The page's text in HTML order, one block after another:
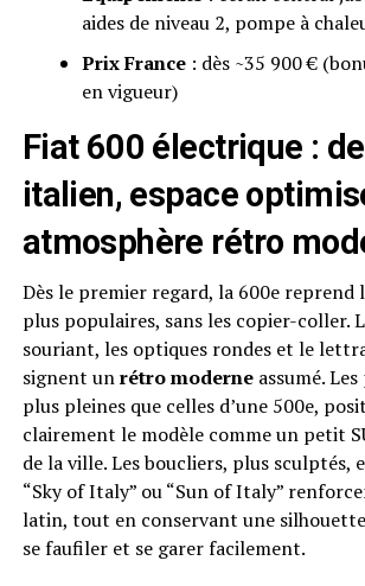
aides de niveau 2, pompe à
Prix France: dès ~35 900 €
en vigueur)
Fiat 600 électrique :
italien, espace
atmosphère rétro
Dès le premier regard, la 600e reprend
plus populaires, sans les copier-coller.
souriant, les optiques rondes et le
signent unrétro moderneassumé.
plus pleines que celles d’une 500e,
clairement le modèle comme un petit
de la ville. Les boucliers, plus sculptés,
“Sky of Italy” ou “Sun of Italy”
latin, tout en conservant une
se faufiler et se garer facilement.